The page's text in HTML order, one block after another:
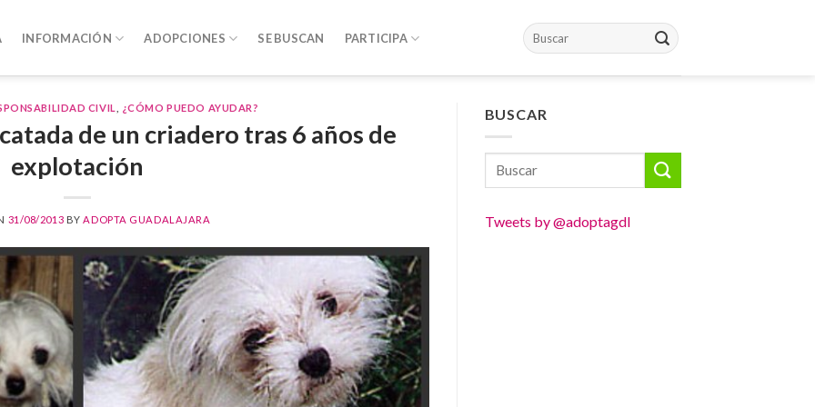
INFORMACIÓN ADOPCIONES SE BUSCAN PARTICIPA
CIVIL ¿CÓMO PUEDO AYUDAR?
de un criadero tras 6 años de
explotación
31/08/2013 BY ADOPTA GUADALAJARA
BUSCAR
Tweets by @adoptagdl